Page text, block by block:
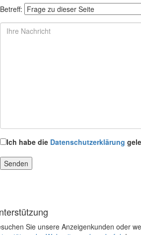
Betreff:
Ich habe die Datenschutzerklärung
Sie unsere Anzeigenkunden oder